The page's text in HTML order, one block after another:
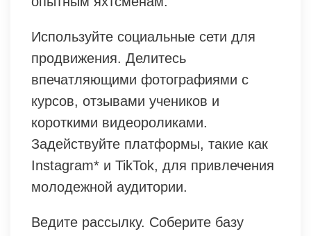
Используйте социальные сети для
продвижения. Делитесь
впечатляющими фотографиями с
курсов, отзывами учеников и
короткими видеороликами.
Задействуйте платформы, такие как
Instagram* и TikTok, для привлечения
молодежной аудитории.
Ведите рассылку. Соберите базу